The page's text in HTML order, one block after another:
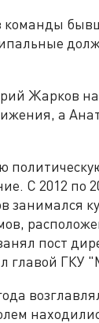
Жарков
а
С 2012
пост
главой ГКУ